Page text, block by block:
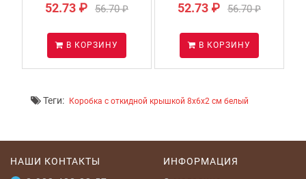
52.73 ₽ 56.70 ₽
В КОРЗИНУ
52.73 ₽ 56.70 ₽
В КОРЗИНУ
Теги: Коробка с откидной крышкой 8x6x2 см белый
НАШИ КОНТАКТЫ
ИНФОРМАЦИЯ